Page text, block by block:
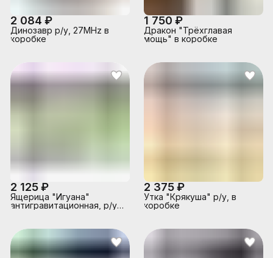
2 084 ₽
Динозавр р/у, 27MHz в
коробке
1 750 ₽
Дракон "Трёхглавая
мощь" в коробке
2 125 ₽
Ящерица "Игуана"
антигравитационная, р/у,
2 375 ₽
Утка "Крякуша" р/у, в
коробке